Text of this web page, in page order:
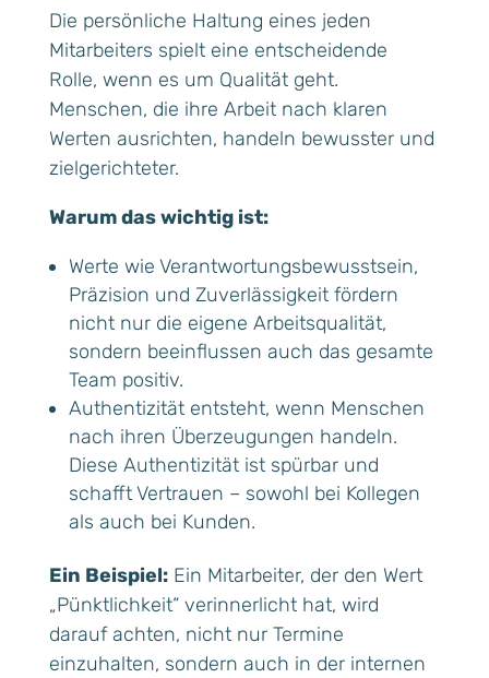
Die persönliche Haltung eines jeden
Mitarbeiters spielt eine entscheidende
Rolle, wenn es um Qualität geht.
Menschen, die ihre Arbeit nach klaren
Werten ausrichten, handeln bewusster und
zielgerichteter.
Warum das wichtig ist:
Werte wie Verantwortungsbewusstsein,
Präzision und Zuverlässigkeit fördern
nicht nur die eigene Arbeitsqualität,
sondern beeinflussen auch das gesamte
Team positiv.
Authentizität entsteht, wenn Menschen
nach ihren Überzeugungen handeln.
Diese Authentizität ist spürbar und
schafft Vertrauen – sowohl bei Kollegen
als auch bei Kunden.
Ein Beispiel:Ein Mitarbeiter, der den Wert
„Pünktlichkeit“ verinnerlicht hat, wird
darauf achten, nicht nur Termine
einzuhalten, sondern auch in der internen